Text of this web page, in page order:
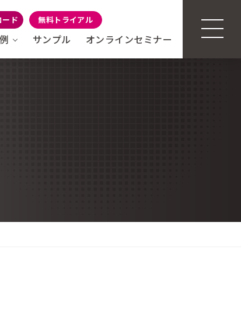
ド 無料トライアル
サンプル オンラインセミナー